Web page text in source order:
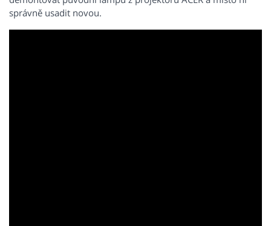
správně usadit novou.